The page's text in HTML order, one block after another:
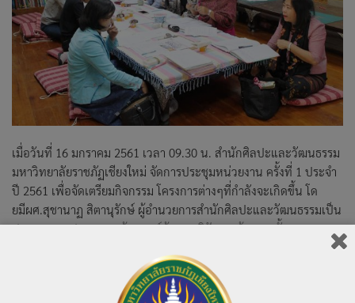
เมื่อวันที่ 16 มกราคม 2561 เวลา 09.30 น. สำนักศิลปะและวัฒนธรรม
มหาวิทยาลัยราชภัฏเชียงใหม่ จัดการประชุมหน่วยงาน ครั้งที่ 1 ประจำ
ปี 2561 เพื่อจัดเตรียมกิจกรรม โครงการต่างๆที่กำลังจะเกิดขึ้น โด
ยมีผศ.สุชานาฏ สิตานุรักษ์ ผู้อำนวยการสำนักศิลปะและวัฒนธรรมเป็น
ประธานการประชุม ณ ห้องศูนย์ข้อมูลภูมิปัญญาล้านนา ชั้น 1 อาคาร
, 1 views today